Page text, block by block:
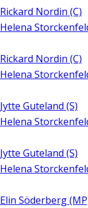
Rickard Nordin (C)
Helena
Rickard Nordin (C)
Helena
Jytte Guteland (S)
Helena
Jytte Guteland (S)
Helena
Elin Söderberg